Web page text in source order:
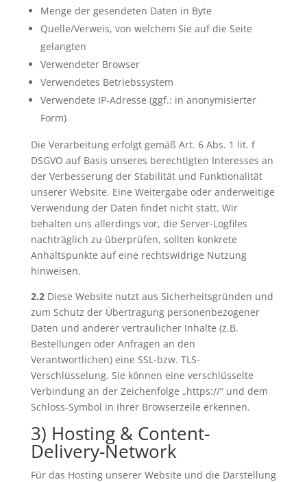
Menge der gesendeten Daten in Byte
Quelle/Verweis, von welchem Sie auf die Seite
gelangten
Verwendeter Browser
Verwendetes Betriebssystem
Verwendete IP-Adresse (ggf.: in anonymisierter
Form)
Die Verarbeitung erfolgt gemäß Art. 6 Abs. 1 lit. f
DSGVO auf Basis unseres berechtigten Interesses an
der Verbesserung der Stabilität und Funktionalität
unserer Website. Eine Weitergabe oder anderweitige
Verwendung der Daten findet nicht statt. Wir
behalten uns allerdings vor, die Server-Logfiles
nachträglich zu überprüfen, sollten konkrete
Anhaltspunkte auf eine rechtswidrige Nutzung
hinweisen.
2.2Diese Website nutzt aus Sicherheitsgründen und
zum Schutz der Übertragung personenbezogener
Daten und anderer vertraulicher Inhalte (z.B.
Bestellungen oder Anfragen an den
Verantwortlichen) eine SSL-bzw. TLS-
Verschlüsselung. Sie können eine verschlüsselte
Verbindung an der Zeichenfolge „https://“ und dem
Schloss-Symbol in Ihrer Browserzeile erkennen.
3) Hosting & Content-
Delivery-Network
Für das Hosting unserer Website und die Darstellung